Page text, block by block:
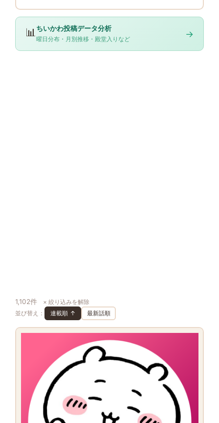
📊 ちいかわ投稿データ分析
曜日分布・月別推移・殿堂入りなど →
1,102件
× 絞り込みを解除
並び替え：
連載順 ↑ 最新話順